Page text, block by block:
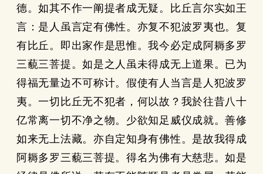
德。如其不作一阐提者成无疑。比丘言尔实如王
言：是人虽言定有佛性。亦复不犯波罗夷也。复
有比丘。即出家作是思惟。我今必定成阿耨多罗
三藐三菩提。如是之人虽未得成无上道果。已为
得福无量边不可称计。假使有人当言是人犯波罗
夷。一切比丘无不犯者，何以故？我於往昔八十
亿常离一切不净之物。少欲知足威仪成就。善修
如来无上法藏。亦自定知身有佛性。是故我得成
阿耨多罗三藐三菩提。得名为佛有大慈悲。如是